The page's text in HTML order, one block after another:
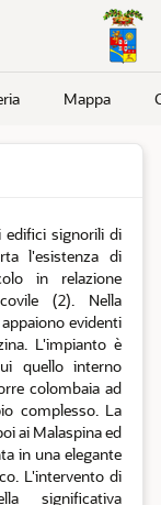
Mappa
signorili di
l'esistenza di
in relazione
(2). Nella
evidenti
L'impianto è
quello interno
colombaia ad
complesso. La
ai Malaspina ed
in una elegante
L'intervento di
significativa